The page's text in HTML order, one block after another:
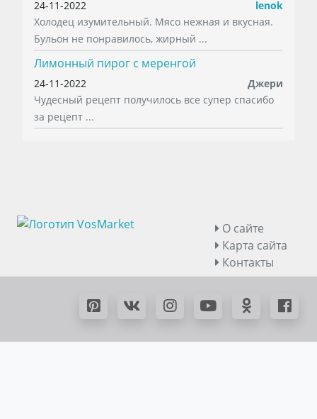
24-11-2022
lenok
Холодец изумительный. Мясо нежная и вкусная.
Бульон не понравилось, жирный ...
Лимонный пирог с меренгой
24-11-2022
Джери
Чудесный рецепт получилось все супер спасибо
за рецепт ...
О сайте
Карта сайта
Контакты